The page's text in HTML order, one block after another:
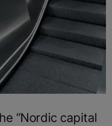
“Nordic capital